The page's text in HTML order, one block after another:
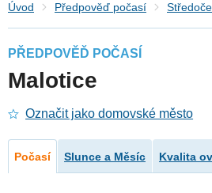
Úvod Předpověď počasí
PŘEDPOVĚĎ POČASÍ
Malotice
Označit jako domovské město
Počasí Slunce a Měsíc Kvalita